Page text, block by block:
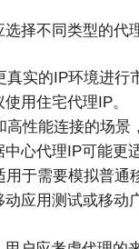
择不同类型的代
真实的IP环境进行
用住宅代理IP。
高性能连接的场景
心代理IP可能更
用于需要模拟普通
应用测试或移动